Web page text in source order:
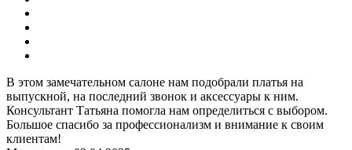
В этом замечательном салоне нам подобрали платья на
выпускной, на последний звонок и аксессуары к ним.
Консультант Татьяна помогла нам определиться с выбором.
Большое спасибо за профессионализм и внимание к своим
клиентам!